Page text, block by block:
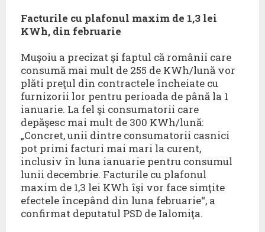
Facturile cu plafonul maxim de 1,3 lei
KWh, din februarie
Muşoiu a precizat şi faptul că românii care
consumă mai mult de 255 de KWh/lună vor
plăti preţul din contractele încheiate cu
furnizorii lor pentru perioada de până la 1
ianuarie. La fel şi consumatorii care
depăşesc mai mult de 300 KWh/lună:
„Concret, unii dintre consumatorii casnici
pot primi facturi mai mari la curent,
inclusiv în luna ianuarie pentru consumul
lunii decembrie. Facturile cu plafonul
maxim de 1,3 lei KWh îşi vor face simţite
efectele începând din luna februarie“, a
confirmat deputatul PSD de Ialomiţa.